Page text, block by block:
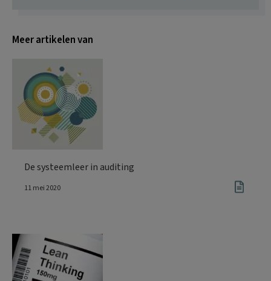
Meer artikelen van
De systeemleer in auditing
11 mei 2020